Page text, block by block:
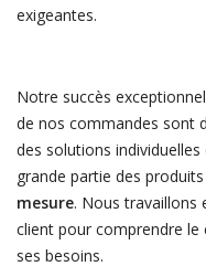
exigeantes.
Notre succès
de nos commandes sont
des solutions
grande partie des
mesure. Nous travaillons
client pour comprendre le
ses besoins.